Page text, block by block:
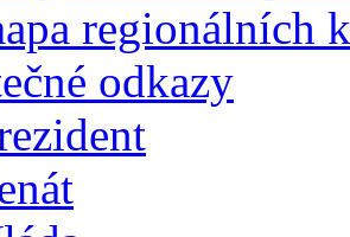
regionálních
odkazy